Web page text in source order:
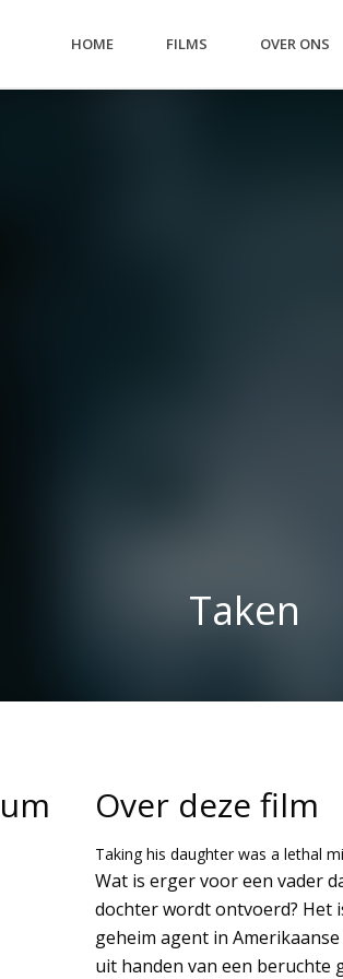
HOME FILMS OVER ONS
Taken
Over deze film
Taking his daughter was a lethal
Wat is erger voor een vader
dochter wordt ontvoerd? Het
geheim agent in
uit handen van een beruchte